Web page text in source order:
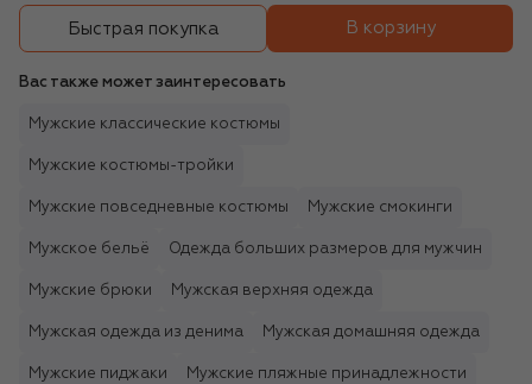
Быстрая покупка В корзину
Вас также может заинтересовать
Мужские классические костюмы
Мужские костюмы-тройки
Мужские повседневные костюмы Мужские смокинги
Мужское бельё Одежда больших размеров для мужчин
Мужские брюки Мужская верхняя одежда
Мужская одежда из денима Мужская домашняя одежда
Мужские пиджаки Мужские пляжные принадлежности